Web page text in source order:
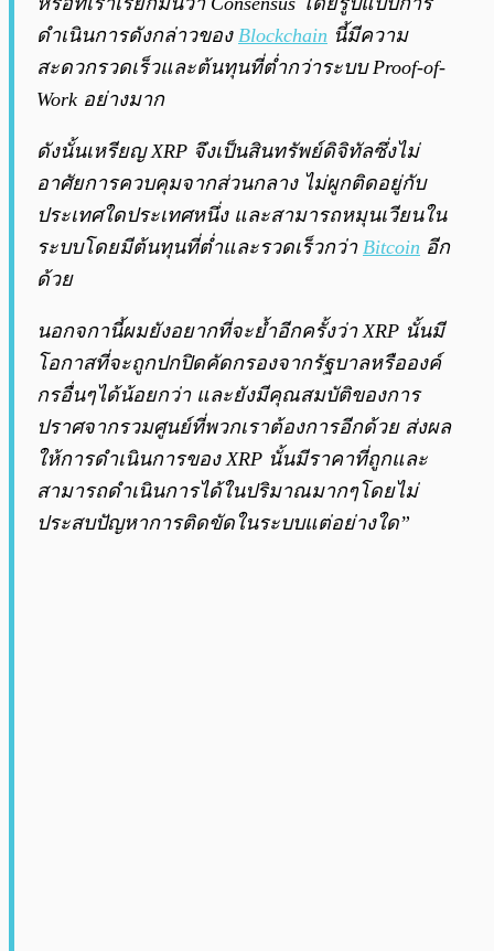
ดำเนินการดังกล่าวของ Blockchain นี้มีความ
สะดวกรวดเร็วและต้นทุนที่ต่ำกว่าระบบ Proof-of-
Work อย่างมาก
ดังนั้นเหรียญ XRP จึงเป็นสินทรัพย์ดิจิทัลซึ่งไม่
อาศัยการควบคุมจากส่วนกลาง ไม่ผูกติดอยู่กับ
ประเทศใดประเทศหนึ่ง และสามารถหมุนเวียนใน
ระบบโดยมีต้นทุนที่ต่ำและรวดเร็วกว่า Bitcoin อีก
ด้วย
นอกจกานี้ผมยังอยากที่จะย้ำอีกครั้งว่า XRP นั้นมี
โอกาสที่จะถูกปกปิดคัดกรองจากรัฐบาลหรือองค์
กรอื่นๆได้น้อยกว่า และยังมีคุณสมบัติของการ
ปราศจากรวมศูนย์ที่พวกเราต้องการอีกด้วย ส่งผล
ให้การดำเนินการของ XRP นั้นมีราคาที่ถูกและ
สามารถดำเนินการได้ในปริมาณมากๆโดยไม่
ประสบปัญหาการติดขัดในระบบแต่อย่างใด”